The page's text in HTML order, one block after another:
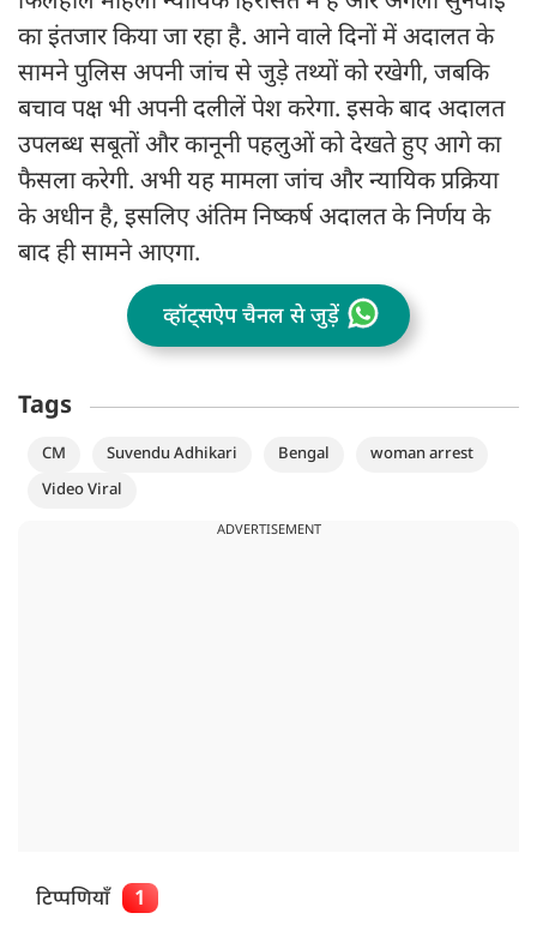
का इंतजार किया जा रहा है. आने वाले दिनों में अदालत के
सामने पुलिस अपनी जांच से जुड़े तथ्यों को रखेगी, जबकि
बचाव पक्ष भी अपनी दलीलें पेश करेगा. इसके बाद अदालत
उपलब्ध सबूतों और कानूनी पहलुओं को देखते हुए आगे का
फैसला करेगी. अभी यह मामला जांच और न्यायिक प्रक्रिया
के अधीन है, इसलिए अंतिम निष्कर्ष अदालत के निर्णय के
बाद ही सामने आएगा.
व्हॉट्सऐप चैनल से जुड़ें
Tags
CM Suvendu Adhikari Bengal
woman arrest
Video Viral
ADVERTISEMENT
टिप्पणियाँ 1